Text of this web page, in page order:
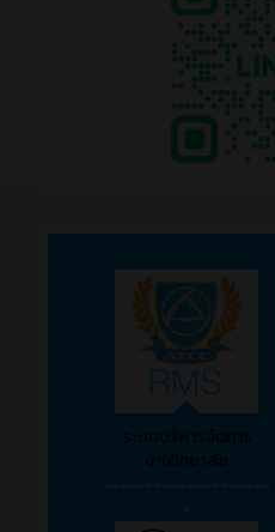
ระบบบริหารจัดการ
งานวิทยาลัย
--------------------
-